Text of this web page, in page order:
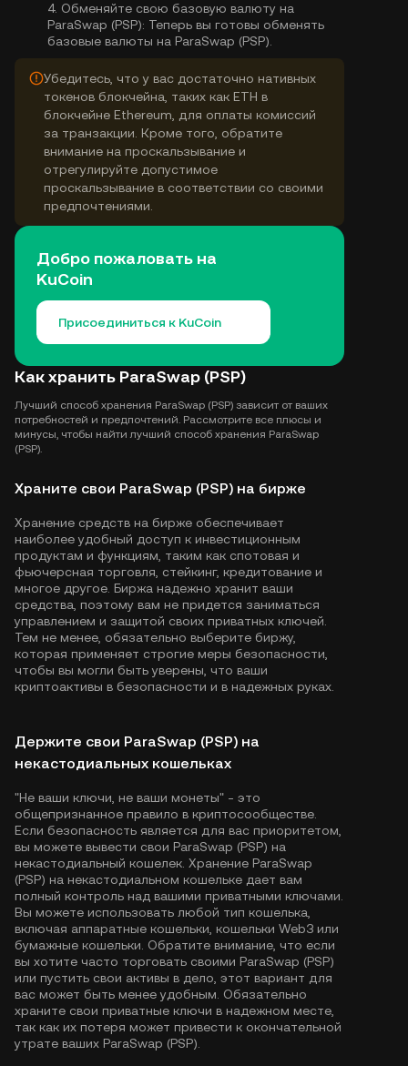
4. Обменяйте свою базовую валюту на
ParaSwap (PSP): Теперь вы готовы обменять
базовые валюты на ParaSwap (PSP).
Убедитесь, что у вас достаточно нативных
токенов блокчейна, таких как ETH в
блокчейне Ethereum, для оплаты комиссий
за транзакции. Кроме того, обратите
внимание на проскальзывание и
отрегулируйте допустимое
проскальзывание в соответствии со своими
предпочтениями.
Добро пожаловать на
KuCoin
Присоединиться к KuCoin
Как хранить ParaSwap (PSP)
Лучший способ хранения ParaSwap (PSP) зависит от ваших
потребностей и предпочтений. Рассмотрите все плюсы и
минусы, чтобы найти лучший способ хранения ParaSwap
(PSP).
Храните свои ParaSwap (PSP) на бирже
Хранение средств на бирже обеспечивает
наиболее удобный доступ к инвестиционным
продуктам и функциям, таким как спотовая и
фьючерсная торговля, стейкинг, кредитование и
многое другое. Биржа надежно хранит ваши
средства, поэтому вам не придется заниматься
управлением и защитой своих приватных ключей.
Тем не менее, обязательно выберите биржу,
которая применяет строгие меры безопасности,
чтобы вы могли быть уверены, что ваши
криптоактивы в безопасности и в надежных руках.
Держите свои ParaSwap (PSP) на
некастодиальных кошельках
"Не ваши ключи, не ваши монеты" - это
общепризнанное правило в криптосообществе.
Если безопасность является для вас приоритетом,
вы можете вывести свои ParaSwap (PSP) на
некастодиальный кошелек. Хранение ParaSwap
(PSP) на некастодиальном кошельке дает вам
полный контроль над вашими приватными ключами.
Вы можете использовать любой тип кошелька,
включая аппаратные кошельки, кошельки Web3 или
бумажные кошельки. Обратите внимание, что если
вы хотите часто торговать своими ParaSwap (PSP)
или пустить свои активы в дело, этот вариант для
вас может быть менее удобным. Обязательно
храните свои приватные ключи в надежном месте,
так как их потеря может привести к окончательной
утрате ваших ParaSwap (PSP).